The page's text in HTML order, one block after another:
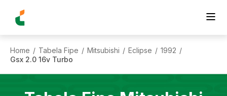
Home / Tabela Fipe / Mitsubishi / Eclipse / 1992 /
Gsx 2.0 16v Turbo